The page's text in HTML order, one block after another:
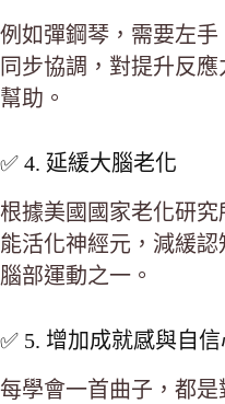
例如彈鋼琴，需要左
同步協調，對提升反
幫助。
✅ 4. 延緩大腦老化
根據美國國家老化研
能活化神經元，減緩
腦部運動之一。
✅ 5. 增加成就感與自
每學會一首曲子，都